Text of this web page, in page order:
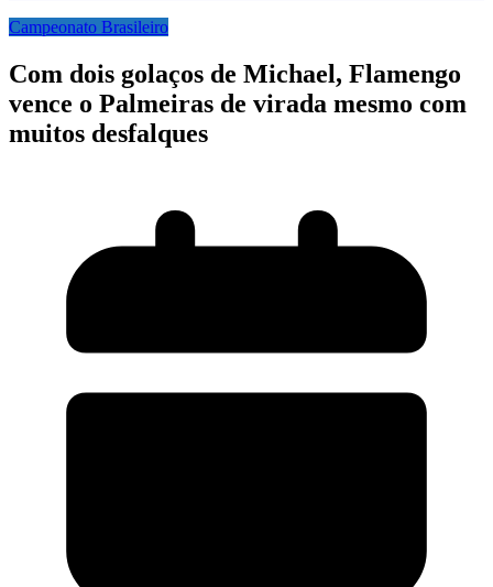
Campeonato Brasileiro
Com dois golaços de Michael, Flamengo
vence o Palmeiras de virada mesmo com
muitos desfalques